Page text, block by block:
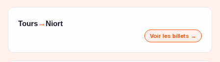
Tours→ Niort
Voir les billets →